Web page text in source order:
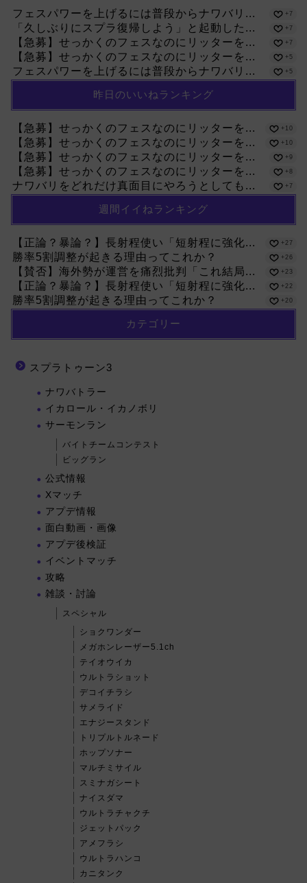
フェスパワーを上げるには普段からナワバリ... +7
「久しぶりにスプラ復帰しよう」と起動した... +7
【急募】せっかくのフェスなのにリッターを... +7
【急募】せっかくのフェスなのにリッターを... +5
フェスパワーを上げるには普段からナワバリ... +5
昨日のいいねランキング
【急募】せっかくのフェスなのにリッターを... +10
【急募】せっかくのフェスなのにリッターを... +10
【急募】せっかくのフェスなのにリッターを... +9
【急募】せっかくのフェスなのにリッターを... +8
ナワバリをどれだけ真面目にやろうとしても... +7
週間イイねランキング
【正論？暴論？】長射程使い「短射程に強化... +27
勝率5割調整が起きる理由ってこれか？ +26
【賛否】海外勢が運営を痛烈批判「これ結局... +23
【正論？暴論？】長射程使い「短射程に強化... +22
勝率5割調整が起きる理由ってこれか？ +20
カテゴリー
スプラトゥーン3
ナワバトラー
イカロール・イカノボリ
サーモンラン
バイトチームコンテスト
ビッグラン
公式情報
Xマッチ
アプデ情報
面白動画・画像
アプデ後検証
イベントマッチ
攻略
雑談・討論
スペシャル
ショクワンダー
メガホンレーザー5.1ch
テイオウイカ
ウルトラショット
デコイチラシ
サメライド
エナジースタンド
トリプルトルネード
ホップソナー
マルチミサイル
スミナガシート
ナイスダマ
ウルトラチャクチ
ジェットパック
アメフラシ
ウルトラハンコ
カニタンク